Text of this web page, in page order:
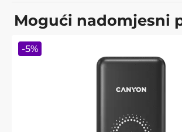
Mogući nadomjesni
-5%